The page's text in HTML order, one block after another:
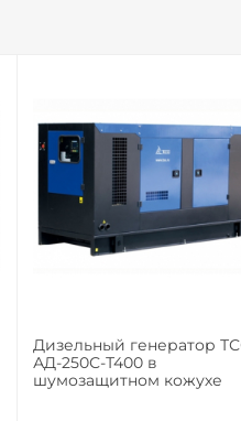
Дизельный генератор
АД-250С-Т400 в
шумозащитном кожухе